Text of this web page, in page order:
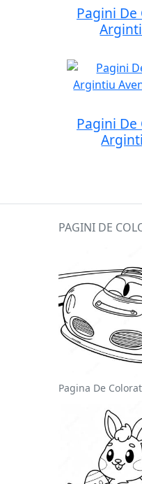
Pagini De
Pagini De
PAGINI DE